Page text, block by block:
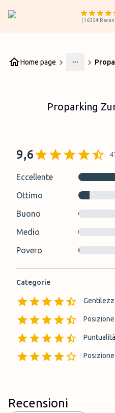
(16354
Home page
More
Proparking
9,6
Eccellente
Ottimo
Buono
Medio
Povero
Categorie
Posizione
Puntualità
Recensioni